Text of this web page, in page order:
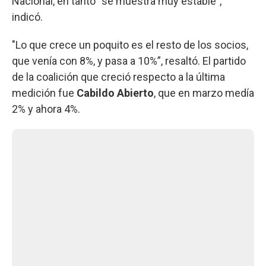
indicó.
"Lo que crece un poquito es el resto de los socios,
que venía con 8%, y pasa a 10%”, resaltó. El partido
de la coalición que creció respecto a la última
medición fue Cabildo Abierto, que en marzo medía
2% y ahora 4%.